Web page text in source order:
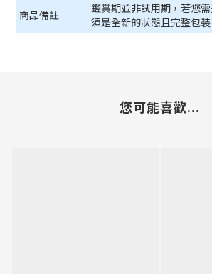
商品備註
鑑賞期並非試用期，若您
須是全新的狀態且完整包裝
您可能喜歡...